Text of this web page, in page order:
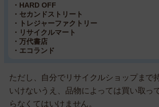
・HARD OFF
・セカンドストリート
・トレジャーファクトリー
・リサイクルマート
・万代書店
・エコランド
ただし、自分でリサイクルショップまで
いけないうえ、品物によっては買い取っ
らなくてはいけません。